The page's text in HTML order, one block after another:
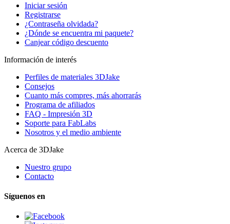
Iniciar sesión
Registrarse
¿Contraseña olvidada?
¿Dónde se encuentra mi paquete?
Canjear código descuento
Información de interés
Perfiles de materiales 3DJake
Consejos
Cuanto más compres, más ahorrarás
Programa de afiliados
FAQ - Impresión 3D
Soporte para FabLabs
Nosotros y el medio ambiente
Acerca de 3DJake
Nuestro grupo
Contacto
Síguenos en